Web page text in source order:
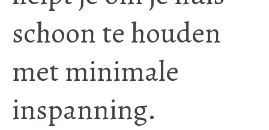
schoon te houden
met minimale
inspanning.